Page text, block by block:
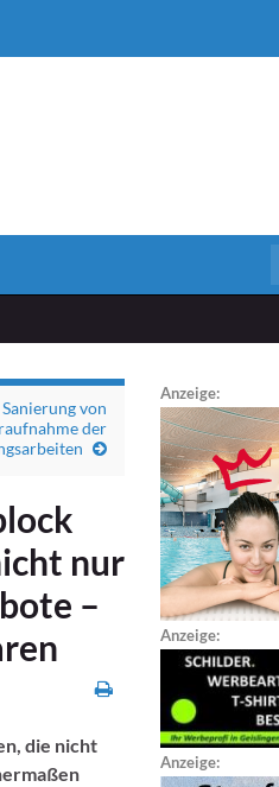
von
der
nur
–
die nicht
Anzeige:
Anzeige:
Anzeige: